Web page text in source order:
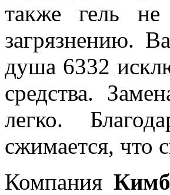
также гель
загрязнению.
душа 6332
средства.
легко.
сжимается, что
Компания